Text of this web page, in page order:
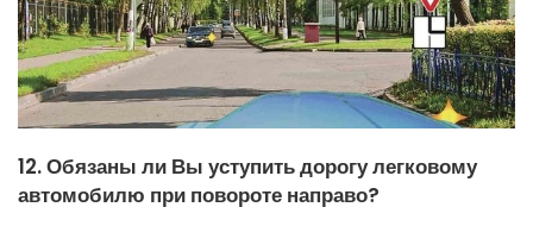
12. Обязаны ли Вы уступить дорогу легковому
автомобилю при повороте направо?